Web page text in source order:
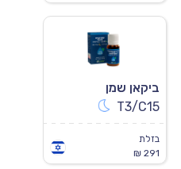
ביקאן שמן
T3/C15
בזלת
291 ₪